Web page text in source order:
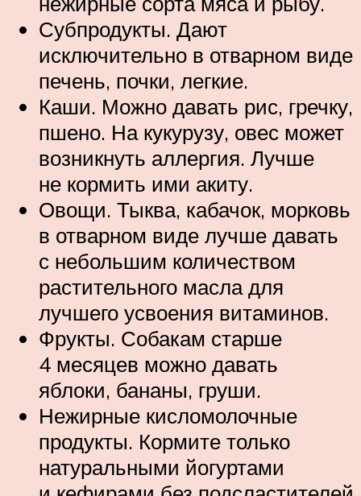
Субпродукты. Дают
исключительно в отварном виде
печень, почки, легкие.
Каши. Можно давать рис, гречку,
пшено. На кукурузу, овес может
возникнуть аллергия. Лучше
не кормить ими акиту.
Овощи. Тыква, кабачок, морковь
в отварном виде лучше давать
с небольшим количеством
растительного масла для
лучшего усвоения витаминов.
Фрукты. Собакам старше
4 месяцев можно давать
яблоки, бананы, груши.
Нежирные кисломолочные
продукты. Кормите только
натуральными йогуртами